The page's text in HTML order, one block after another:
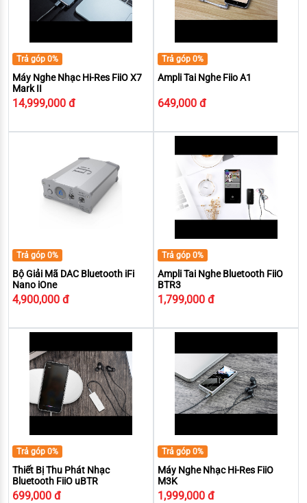
Trả góp 0%
Máy Nghe Nhạc Hi-Res FiiO X7
Mark II
14,999,000 đ
Trả góp 0%
Ampli Tai Nghe Fiio A1
649,000 đ
Trả góp 0%
Bộ Giải Mã DAC Bluetooth iFi
Nano iOne
4,900,000 đ
Trả góp 0%
Ampli Tai Nghe Bluetooth FiiO
BTR3
1,799,000 đ
Trả góp 0%
Thiết Bị Thu Phát Nhạc
Bluetooth FiiO uBTR
699,000 đ
Trả góp 0%
Máy Nghe Nhạc Hi-Res FiiO
M3K
1,999,000 đ